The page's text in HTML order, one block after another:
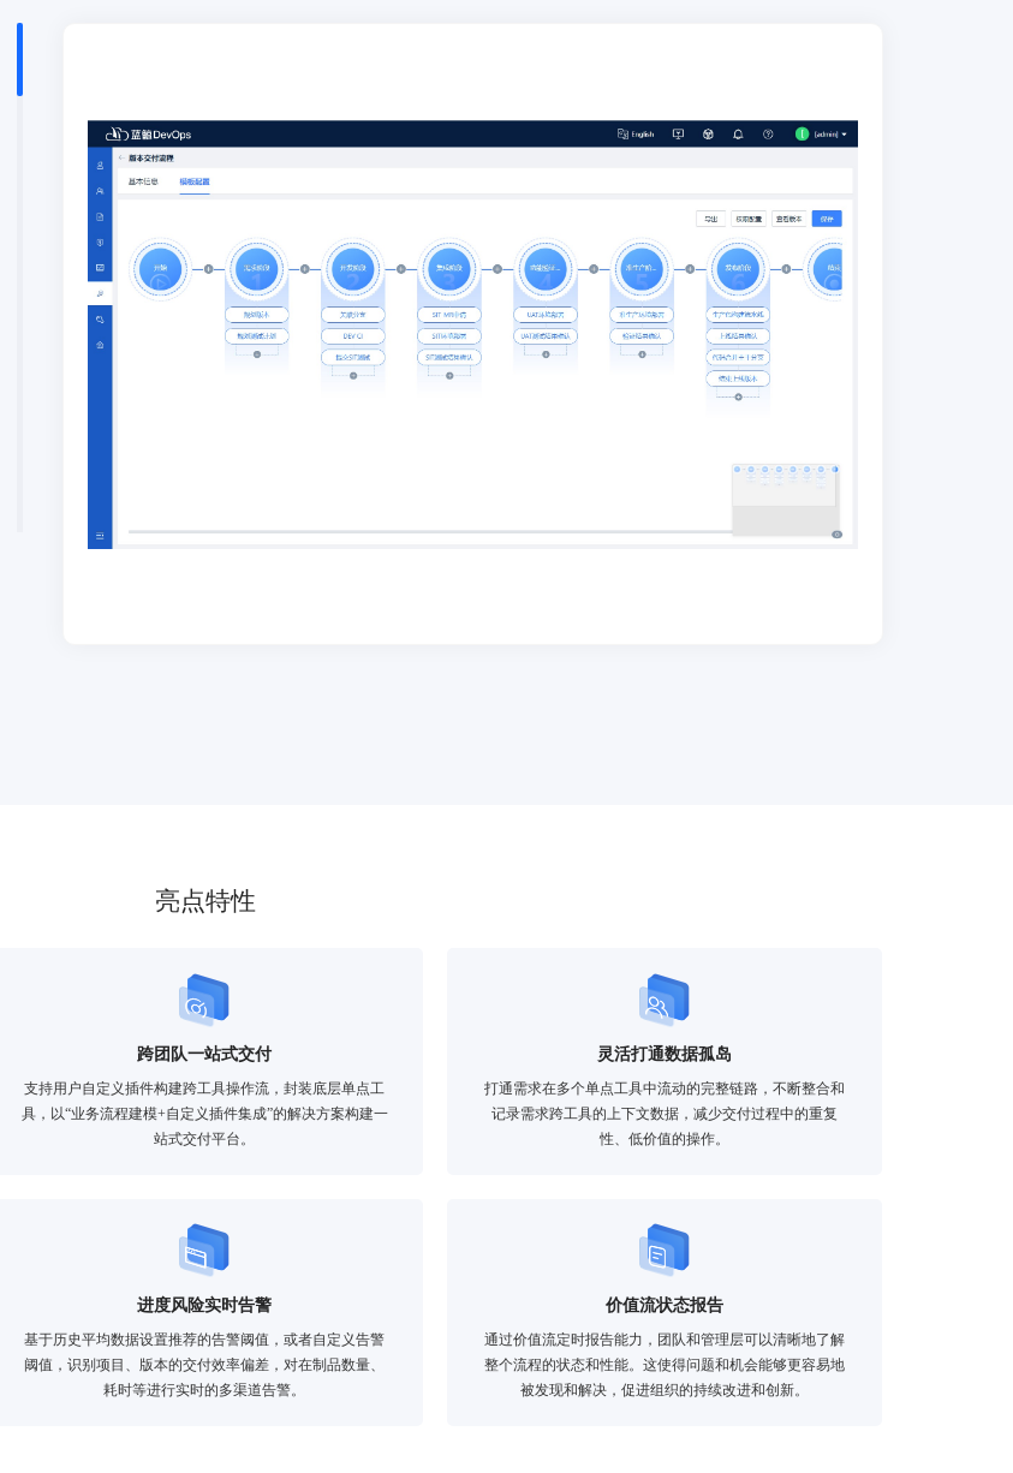
亮点特性
跨团队一站式交付
支持用户自定义插件构建跨工具操作流，封装底层单点工
具，以“业务流程建模+自定义插件集成”的解决方案构建一
站式交付平台。
灵活打通数据孤岛
打通需求在多个单点工具中流动的完整链路，不断整合和
记录需求跨工具的上下文数据，减少交付过程中的重复
性、低价值的操作。
进度风险实时告警
基于历史平均数据设置推荐的告警阈值，或者自定义告警
阈值，识别项目、版本的交付效率偏差，对在制品数量、
耗时等进行实时的多渠道告警。
价值流状态报告
通过价值流定时报告能力，团队和管理层可以清晰地了解
整个流程的状态和性能。这使得问题和机会能够更容易地
被发现和解决，促进组织的持续改进和创新。